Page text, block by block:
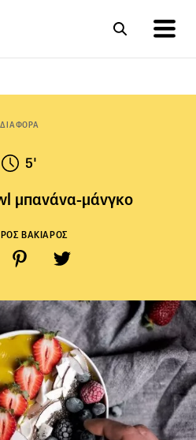
ΔΙΑΦΟΡΑ
5'
μπανάνα-μάνγκο
ΒΑΚΙΑΡΟΣ